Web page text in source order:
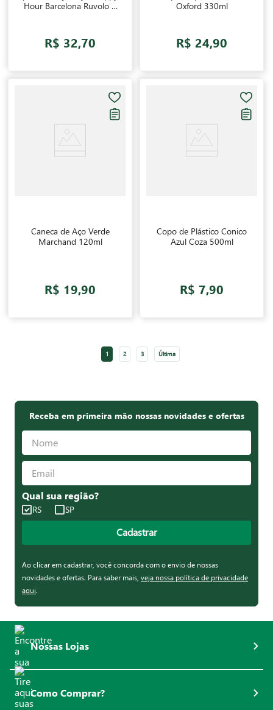
Hour Barcelona Ruvolo 2
R$ 32,70
Oxford 330ml
R$ 24,90
Caneca de Aço Verde
Marchand 120ml
R$ 19,90
Copo de Plástico Conico
Azul Coza 500ml
R$ 7,90
1 2 3 Última
Receba em primeira mão nossas novidades e ofertas
Qual sua região?
RS SP
Cadastrar
Ao clicar em cadastrar, você concorda com o envio de nossas
novidades e ofertas. Para saber mais, veja nossa política de privacidade
aqui.
Nossas Lojas
Como Comprar?